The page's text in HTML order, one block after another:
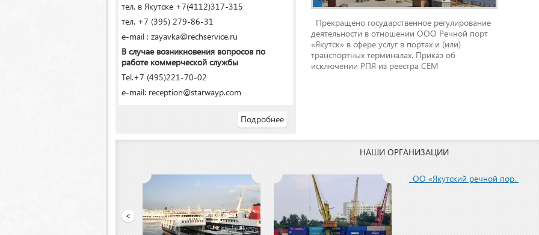
тел. в Якутске +7(4112)317-315
тел. +7 (395) 279-86-31
e-mail : zayavka@rechservice.ru
В случае возникновения вопросов по
работе коммерческой службы
Tel.+7 (495)221-70-02
e-mail: reception@starwayp.com
Подробнее
Прекращено государственное регулирование
деятельности в отношении ООО Речной порт
«Якутск» в сфере услуг в портах и (или)
транспортных терминалах. Приказ об
исключении РПЯ из реестра СЕМ
НАШИ ОРГАНИЗАЦИИ
<
ООО «Якутский речной порт»